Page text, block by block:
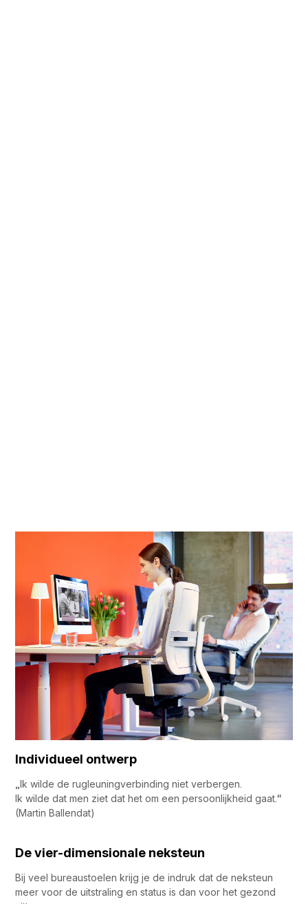
Individueel ontwerp
„Ik wilde de rugleuningverbinding niet verbergen.
Ik wilde dat men ziet dat het om een persoonlijkheid gaat.“
(Martin Ballendat)
De vier-dimensionale neksteun
Bij veel bureaustoelen krijg je de indruk dat de neksteun
meer voor de uitstraling en status is dan voor het gezond